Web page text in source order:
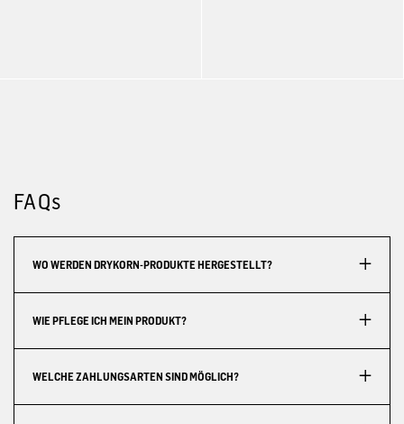
FAQs
WO WERDEN DRYKORN-PRODUKTE HERGESTELLT?
WIE PFLEGE ICH MEIN PRODUKT?
WELCHE ZAHLUNGSARTEN SIND MÖGLICH?